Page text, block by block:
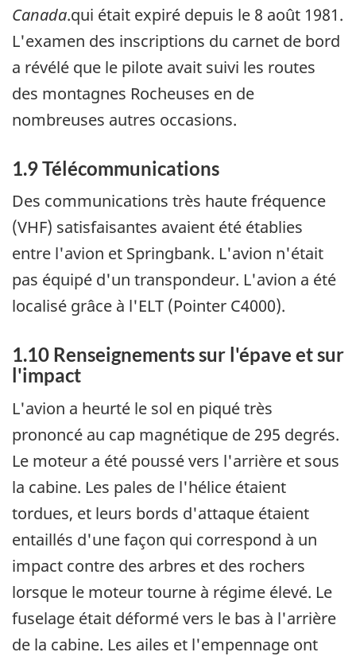
Canada.qui était expiré depuis le 8 août 1981.
L'examen des inscriptions du carnet de bord
a révélé que le pilote avait suivi les routes
des montagnes Rocheuses en de
nombreuses autres occasions.
1.9 Télécommunications
Des communications très haute fréquence
(VHF) satisfaisantes avaient été établies
entre l'avion et Springbank. L'avion n'était
pas équipé d'un transpondeur. L'avion a été
localisé grâce à l'ELT (Pointer C4000).
1.10 Renseignements sur l'épave et sur
l'impact
L'avion a heurté le sol en piqué très
prononcé au cap magnétique de 295 degrés.
Le moteur a été poussé vers l'arrière et sous
la cabine. Les pales de l'hélice étaient
tordues, et leurs bords d'attaque étaient
entaillés d'une façon qui correspond à un
impact contre des arbres et des rochers
lorsque le moteur tourne à régime élevé. Le
fuselage était déformé vers le bas à l'arrière
de la cabine. Les ailes et l'empennage ont